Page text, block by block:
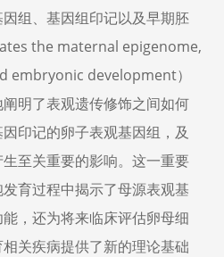
因组、基因组印记以及早期胚
the maternal epigenome,
embryonic development）
明了表观遗传修饰之间如何
印记的卵子表观基因组，及
至关重要的影响。这一重要
育过程中揭示了母源表观基
，还为将来临床评估卵母细
关疾病提供了新的理论基础